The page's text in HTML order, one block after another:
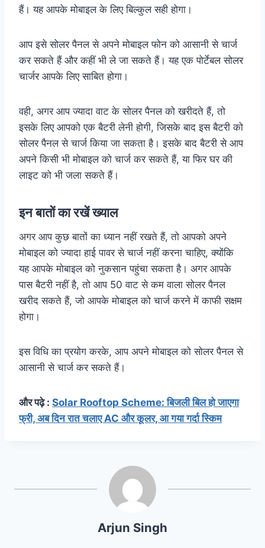
हैं। यह आपके मोबाइल के लिए बिल्कुल सही होगा।
आप इसे सोलर पैनल से अपने मोबाइल फोन को आसानी से चार्ज
कर सकते हैं और कहीं भी ले जा सकते हैं। यह एक पोर्टेबल सोलर
चार्जर आपके लिए साबित होगा।
वही, अगर आप ज्यादा वाट के सोलर पैनल को खरीदते हैं, तो
इसके लिए आपको एक बैटरी लेनी होगी, जिसके बाद इस बैटरी को
सोलर पैनल से चार्ज किया जा सकता है। इसके बाद बैटरी से आप
अपने किसी भी मोबाइल को चार्ज कर सकते हैं, या फिर घर की
लाइट को भी जला सकते हैं।
इन बातों का रखें ख्याल
अगर आप कुछ बातों का ध्यान नहीं रखते हैं, तो आपको अपने
मोबाइल को ज्यादा हाई पावर से चार्ज नहीं करना चाहिए, क्योंकि
यह आपके मोबाइल को नुकसान पहुंचा सकता है। अगर आपके
पास बैटरी नहीं है, तो आप 50 वाट से कम वाला सोलर पैनल
खरीद सकते हैं, जो आपके मोबाइल को चार्ज करने में काफी सक्षम
होगा।
इस विधि का प्रयोग करके, आप अपने मोबाइल को सोलर पैनल से
आसानी से चार्ज कर सकते हैं।
और पढ़े : Solar Rooftop Scheme: बिजली बिल हो जाएगा
फ्री, अब दिन रात चलाए AC और कूलर, आ गया गर्दा स्किम
Arjun Singh